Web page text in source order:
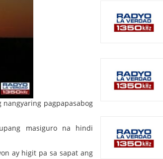
pagpapasabog
masiguro na hindi
ay higit pa sa sapat ang